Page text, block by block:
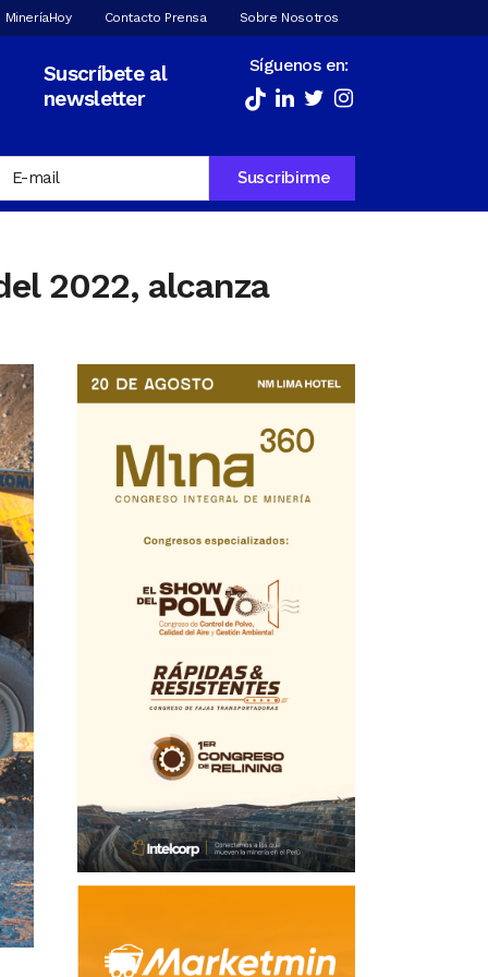
MineríaHoy Contacto Prensa Sobre Nosotros
Suscríbete al
newsletter
Síguenos en:
2022, alcanza